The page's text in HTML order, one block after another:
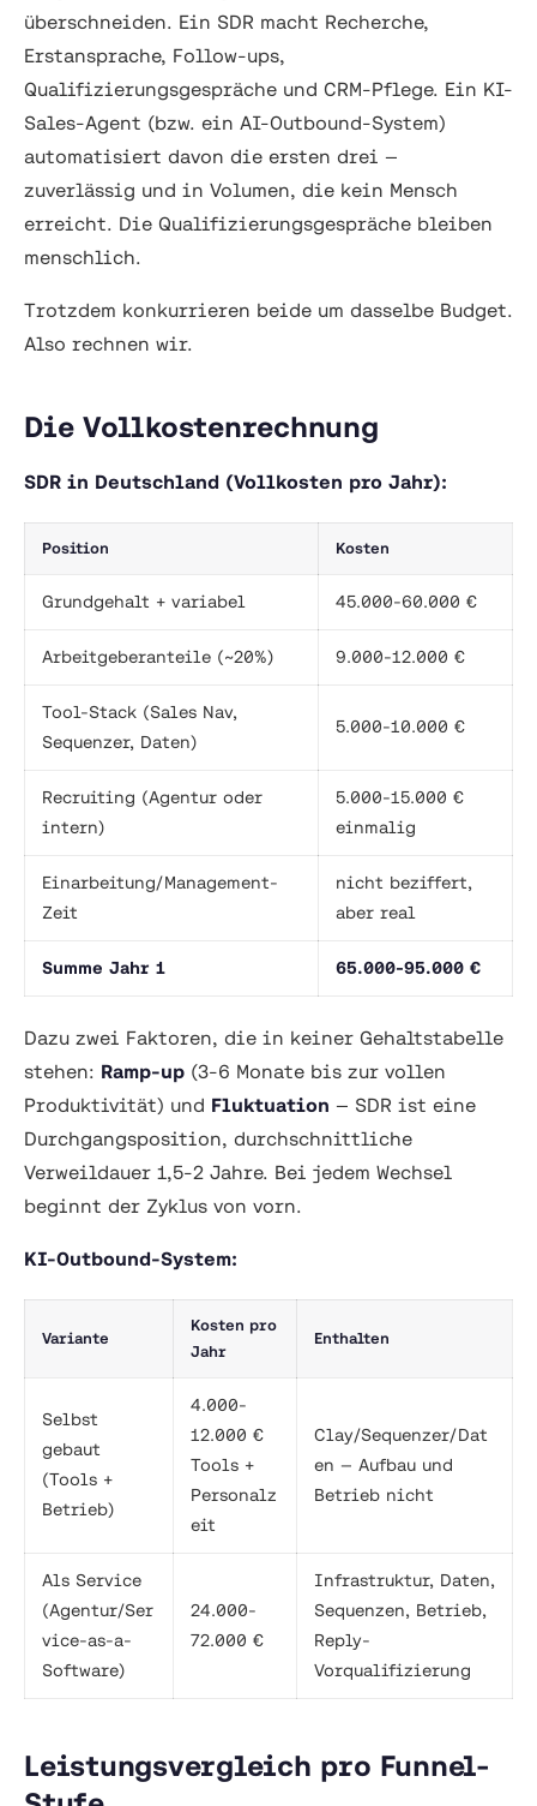
überschneiden. Ein SDR macht Recherche,
Erstansprache, Follow-ups,
Qualifizierungsgespräche und CRM-Pflege. Ein KI-
Sales-Agent (bzw. ein AI-Outbound-System)
automatisiert davon die ersten drei —
zuverlässig und in Volumen, die kein Mensch
erreicht. Die Qualifizierungsgespräche bleiben
menschlich.
Trotzdem konkurrieren beide um dasselbe Budget.
Also rechnen wir.
Die Vollkostenrechnung
SDR in Deutschland (Vollkosten pro Jahr):
Position Kosten
Grundgehalt + variabel 45.000-60.000 €
Arbeitgeberanteile (~20%) 9.000-12.000 €
Tool-Stack (Sales Nav,
Sequenzer, Daten)
5.000-10.000 €
Recruiting (Agentur oder
intern)
5.000-15.000 €
einmalig
Einarbeitung/Management-
Zeit
nicht beziffert,
aber real
Summe Jahr 1 65.000-95.000 €
Dazu zwei Faktoren, die in keiner Gehaltstabelle
stehen: Ramp-up (3-6 Monate bis zur vollen
Produktivität) und Fluktuation — SDR ist eine
Durchgangsposition, durchschnittliche
Verweildauer 1,5-2 Jahre. Bei jedem Wechsel
beginnt der Zyklus von vorn.
KI-Outbound-System:
Variante
Kosten pro
Jahr
Enthalten
Selbst
gebaut
(Tools +
Betrieb)
4.000-
12.000 €
Tools +
Personalz
eit
Clay/Sequenzer/Dat
en — Aufbau und
Betrieb nicht
Als Service
(Agentur/Ser
vice-as-a-
Software)
24.000-
72.000 €
Infrastruktur, Daten,
Sequenzen, Betrieb,
Reply-
Vorqualifizierung
Leistungsvergleich pro Funnel-